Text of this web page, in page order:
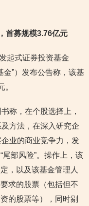
首募规模3.76亿元
起式证券投资基金
金”）发布公告称，该基
。
称，在个股选择上，
方法，在深入研究企
业的商业竞争力，发
部风险”。操作上，该
，以及该基金管理人
求的股票（包括但不
的股票等），同时剔